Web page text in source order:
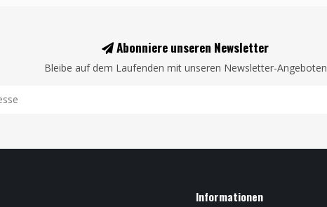
Abonniere unseren Newsletter
Bleibe auf dem Laufenden mit unseren Newsletter-Angeboten
Informationen